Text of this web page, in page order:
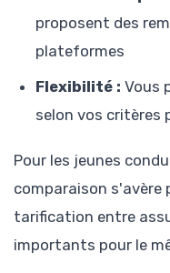
proposent des
plateformes
Flexibilité : Vous
selon vos critères
Pour les jeunes
comparaison s'avère
tarification entre
importants pour le